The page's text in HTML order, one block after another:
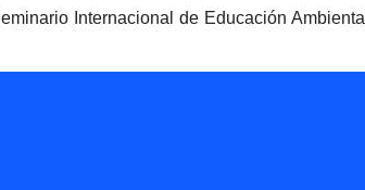
Internacional de Educación Ambiental